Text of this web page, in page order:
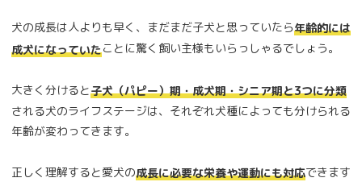
犬の成長は人よりも早く、まだまだ子犬と思っていたら年齢的には
成犬になっていたことに驚く飼い主様もいらっしゃるでしょう。
大きく分けると子犬（パピー）期・成犬期・シニア期と3つに分類
される犬のライフステージは、それぞれ犬種によっても分けられる
年齢が変わってきます。
正しく理解すると愛犬の成長に必要な栄養や運動にも対応できます